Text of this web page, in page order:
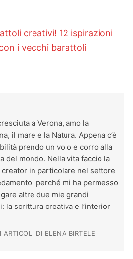
creativi! 12 ispirazioni
i vecchi barattoli
a Verona, amo la
il mare e la Natura. Appena c’è
prendo un volo e corro alla
del mondo. Nella vita faccio la
in particolare nel settore
perché mi ha permesso
altre due mie grandi
la scrittura creativa e l’interior
ARTICOLI DI ELENA BIRTELE